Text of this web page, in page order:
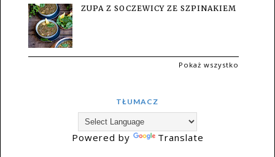
ZUPA Z SOCZEWICY ZE SZPINAKIEM
Pokaż wszystko
TŁUMACZ
Powered by Translate